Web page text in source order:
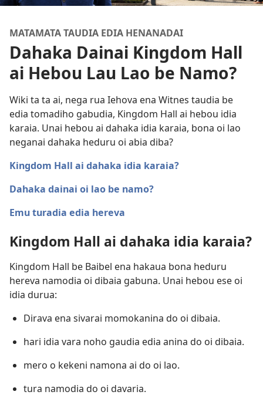
MATAMATA TAUDIA EDIA HENANADAI
Dahaka Dainai Kingdom Hall
ai Hebou Lau Lao be Namo?
Wiki ta ta ai, nega rua Iehova ena Witnes taudia be
edia tomadiho gabudia, Kingdom Hall ai hebou idia
karaia. Unai hebou ai dahaka idia karaia, bona oi lao
neganai dahaka heduru oi abia diba?
Kingdom Hall ai dahaka idia karaia?
Dahaka dainai oi lao be namo?
Emu turadia edia hereva
Kingdom Hall ai dahaka idia karaia?
Kingdom Hall be Baibel ena hakaua bona heduru
hereva namodia oi dibaia gabuna. Unai hebou ese oi
idia durua:
Dirava ena sivarai momokanina do oi dibaia.
hari idia vara noho gaudia edia anina do oi dibaia.
mero o kekeni namona ai do oi lao.
tura namodia do oi davaria.